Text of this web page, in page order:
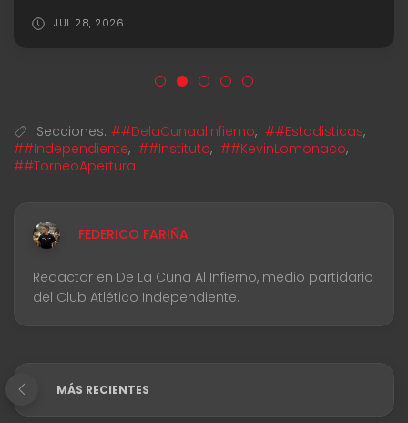
JUL 28, 2026
Secciones: ##DelaCunaalInfierno, ##Estadisticas,
##Independiente, ##Instituto, ##KevinLomonaco,
##TorneoApertura
FEDERICO FARIÑA
Redactor en De La Cuna Al Infierno, medio partidario
del Club Atlético Independiente.
MÁS RECIENTES